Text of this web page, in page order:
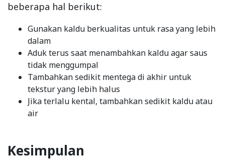
beberapa hal berikut:
Gunakan kaldu berkualitas untuk rasa yang lebih
dalam
Aduk terus saat menambahkan kaldu agar saus
tidak menggumpal
Tambahkan sedikit mentega di akhir untuk
tekstur yang lebih halus
Jika terlalu kental, tambahkan sedikit kaldu atau
air
Kesimpulan